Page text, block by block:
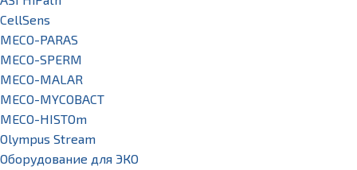
CellSens
MECO-PARAS
MECO-SPERM
MECO-MALAR
MECO-MYCOBACT
MECO-HISTOm
Olympus Stream
Оборудование для ЭКО